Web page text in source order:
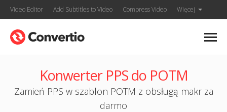
Video Editor Add Subtitles to Video Compress Video Więcej
Konwerter PPS do POTM
Zamień PPS w szablon POTM z obsługą makr za
darmo